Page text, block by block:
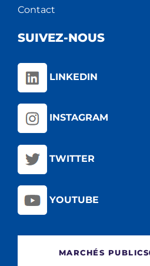
Contact
SUIVEZ-NOUS
LINKEDIN
INSTAGRAM
TWITTER
YOUTUBE
MARCHÉS PUBLICS